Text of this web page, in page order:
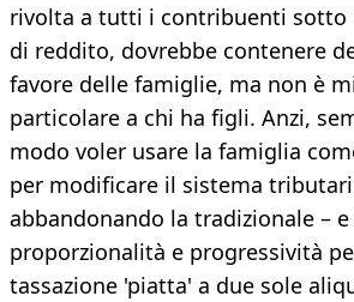
rivolta a tutti i contribuenti sotto
di reddito, dovrebbe contenere
favore delle famiglie, ma non è
particolare a chi ha figli. Anzi,
modo voler usare la famiglia
per modificare il sistema
abbandonando la tradizionale –
proporzionalità e progressività
tassazione 'piatta' a due sole